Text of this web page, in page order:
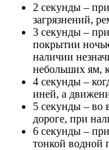
2 секунды –
загрязнений,
3 секунды –
покрытии
наличии
небольших ям,
4 секунды –
иней, а
5 секунды – во
дороге, при
6 секунды –
тонкой водной